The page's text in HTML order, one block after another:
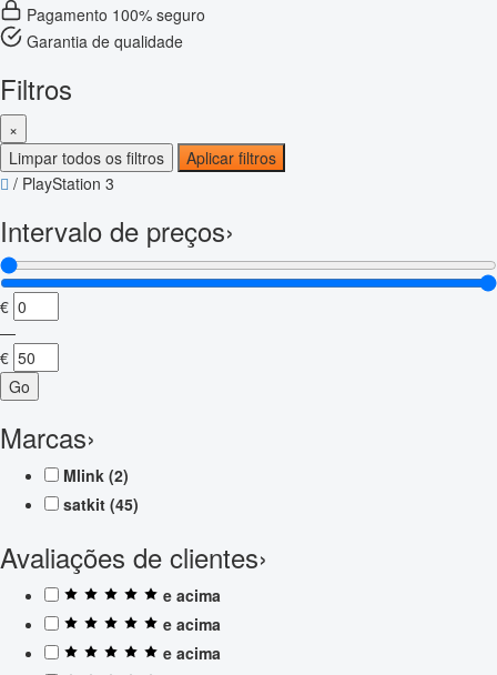
Pagamento 100% seguro
Garantia de qualidade
Filtros
×
Limpar todos os filtros
Aplicar filtros
/ PlayStation 3
Intervalo de preços›
€
—
€
Go
Marcas›
Mlink (2)
satkit (45)
Avaliações de clientes›
e acima
e acima
e acima